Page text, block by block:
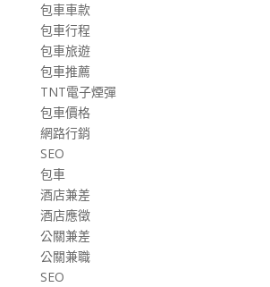
包車車款
包車行程
包車旅遊
包車推薦
TNT電子煙彈
包車價格
網路行銷
SEO
包車
酒店兼差
酒店應徵
公關兼差
公關兼職
SEO